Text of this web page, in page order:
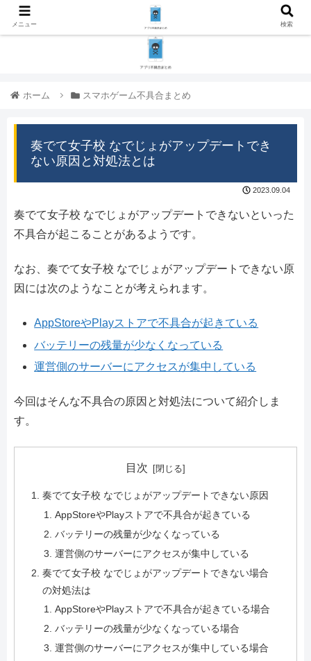
ホーム スマホゲーム不具合まとめ
奏でて女子校 なでじょがアップデートでき
ない原因と対処法とは
2023.09.04
奏でて女子校 なでじょがアップデートできないといった
不具合が起こることがあるようです。
なお、奏でて女子校 なでじょがアップデートできない原
因には次のようなことが考えられます。
AppStoreやPlayストアで不具合が起きている
バッテリーの残量が少なくなっている
運営側のサーバーにアクセスが集中している
今回はそんな不具合の原因と対処法について紹介しま
す。
目次
奏でて女子校 なでじょがアップデートできない原因
AppStoreやPlayストアで不具合が起きている
バッテリーの残量が少なくなっている
運営側のサーバーにアクセスが集中している
奏でて女子校 なでじょがアップデートできない場合
の対処法は
AppStoreやPlayストアで不具合が起きている場合
バッテリーの残量が少なくなっている場合
運営側のサーバーにアクセスが集中している場合
メニュー 検索